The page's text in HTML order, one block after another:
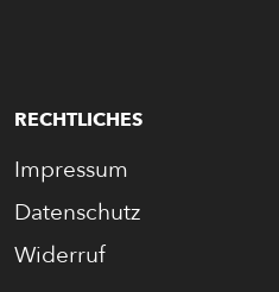
RECHTLICHES
Impressum
Datenschutz
Widerruf